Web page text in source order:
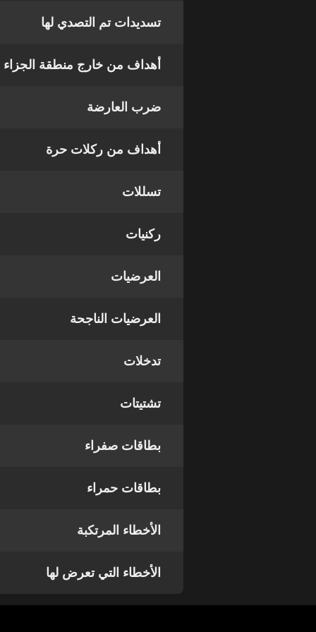
تسديدات تم التصدي لها
أهداف من خارج منطقة الجزاء
ضرب العارضة
أهداف من ركلات حرة
تسللات
ركنيات
العرضيات
العرضيات الناجحة
تدخلات
تشتيتات
بطاقات صفراء
بطاقات حمراء
الأخطاء المرتكبة
الأخطاء التي تعرض لها